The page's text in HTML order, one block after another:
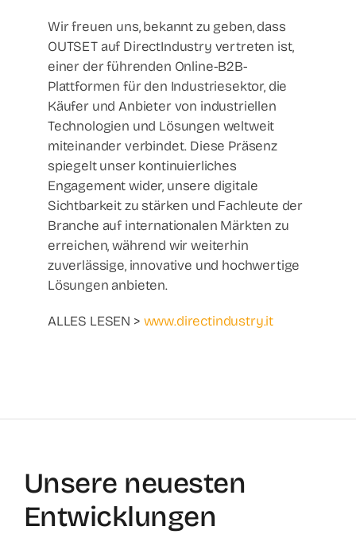
Wir freuen uns, bekannt zu geben, dass
OUTSET auf DirectIndustry vertreten ist,
einer der führenden Online-B2B-
Plattformen für den Industriesektor, die
Käufer und Anbieter von industriellen
Technologien und Lösungen weltweit
miteinander verbindet. Diese Präsenz
spiegelt unser kontinuierliches
Engagement wider, unsere digitale
Sichtbarkeit zu stärken und Fachleute der
Branche auf internationalen Märkten zu
erreichen, während wir weiterhin
zuverlässige, innovative und hochwertige
Lösungen anbieten.
ALLES LESEN > www.directindustry.it
Unsere neuesten
Entwicklungen